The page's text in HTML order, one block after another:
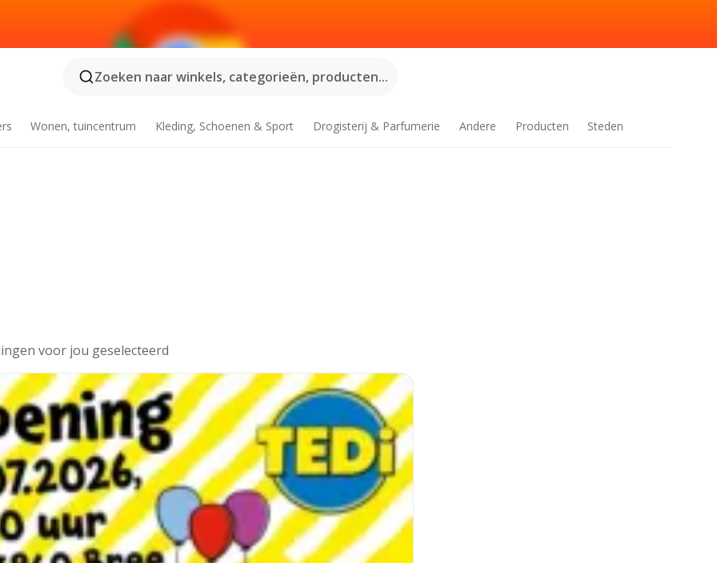
Zoeken naar winkels, categorieën, producten...
Wonen, tuincentrum Kleding, Schoenen & Sport Drogisterij & Parfumerie Andere Producten Steden
voor jou geselecteerd